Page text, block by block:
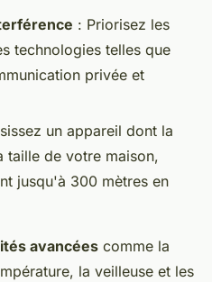
: Priorisez les
technologies telles que
privée et
un appareil dont la
taille de votre maison,
jusqu'à 300 mètres en
avancées comme la
la veilleuse et les